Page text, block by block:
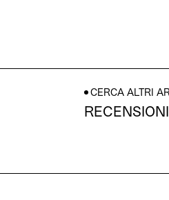
CERCA ALTRI
RECENSIONI